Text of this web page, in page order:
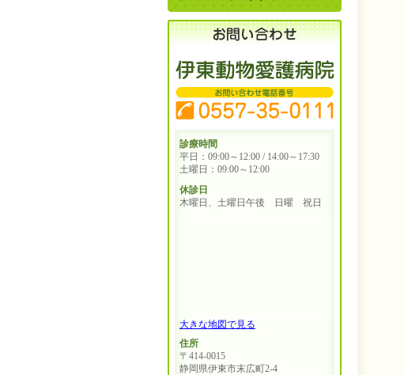
診療時間
平日：09:00～12:00 / 14:00～17:30
土曜日：09:00～12:00
休診日
木曜日、土曜日午後 日曜 祝日
大きな地図で見る
住所
〒414-0015
静岡県伊東市末広町2-4